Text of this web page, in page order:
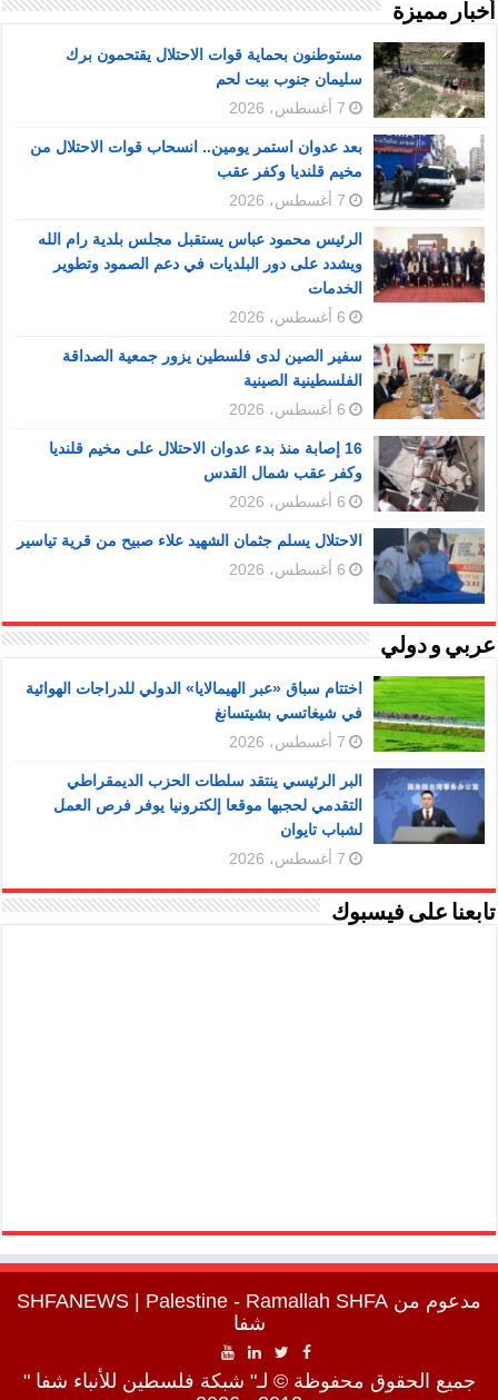
أخبار مميزة
مستوطنون بحماية قوات الاحتلال يقتحمون برك
سليمان جنوب بيت لحم
7 أغسطس، 2026
بعد عدوان استمر يومين.. انسحاب قوات الاحتلال من
مخيم قلنديا وكفر عقب
7 أغسطس، 2026
الرئيس محمود عباس يستقبل مجلس بلدية رام الله
ويشدد على دور البلديات في دعم الصمود وتطوير
الخدمات
6 أغسطس، 2026
سفير الصين لدى فلسطين يزور جمعية الصداقة
الفلسطينية الصينية
6 أغسطس، 2026
16 إصابة منذ بدء عدوان الاحتلال على مخيم قلنديا
وكفر عقب شمال القدس
6 أغسطس، 2026
الاحتلال يسلم جثمان الشهيد علاء صبيح من قرية تياسير
6 أغسطس، 2026
عربي و دولي
اختتام سباق «عبر الهيمالايا» الدولي للدراجات الهوائية
في شيغاتسي بشيتسانغ
7 أغسطس، 2026
البر الرئيسي ينتقد سلطات الحزب الديمقراطي
التقدمي لحجبها موقعا إلكترونيا يوفر فرص العمل
لشباب تايوان
7 أغسطس، 2026
تابعنا على فيسبوك
مدعوم من SHFANEWS | Palestine - Ramallah SHFA
شفا
جميع الحقوق محفوظة © لـ" شبكة فلسطين للأنباء شفا "